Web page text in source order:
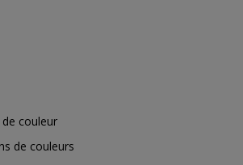
couleur
de couleurs